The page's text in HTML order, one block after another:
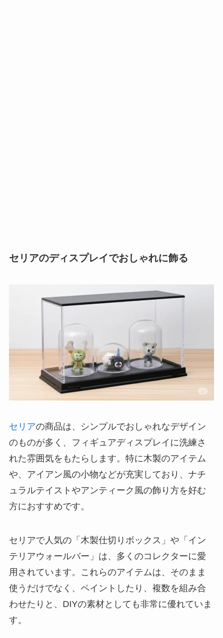
セリアのディスプレイでおしゃれに飾る
セリアの商品は、シンプルでおしゃれなデザイン
のものが多く、フィギュアディスプレイに洗練さ
れた雰囲気をもたらします。特に木製のアイテム
や、アイアン風の小物などが充実しており、ナチ
ュラルテイストやアンティーク風の飾り方を好む
方におすすめです。
セリアで人気の「木製仕切りボックス」や「イン
テリアウォールバー」は、多くのコレクターに愛
用されています。これらのアイテムは、そのまま
使うだけでなく、ペイントしたり、複数を組み合
わせたりと、DIYの素材としても非常に優れていま
す。